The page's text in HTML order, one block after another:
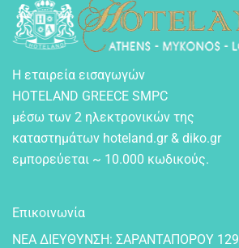
Η εταιρεία εισαγωγών
HOTELAND GREECE SMPC
μέσω των 2 ηλεκτρονικών της
καταστημάτων hoteland.gr & diko.gr
εμπορεύεται ~ 10.000 κωδικούς.
Επικοινωνία
NEA ΔIEYΘYNΣH: ΣAPANTAΠOPOY 129